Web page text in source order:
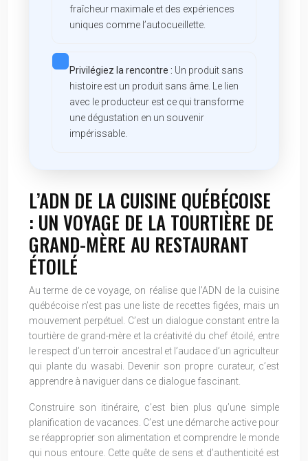
fraîcheur maximale et des expériences
uniques comme l’autocueillette.
Privilégiez la rencontre : Un produit sans
histoire est un produit sans âme. Le lien
avec le producteur est ce qui transforme
une dégustation en un souvenir
impérissable.
L’ADN DE LA CUISINE QUÉBÉCOISE
: UN VOYAGE DE LA TOURTIÈRE DE
GRAND-MÈRE AU RESTAURANT
ÉTOILÉ
Au terme de ce voyage, on réalise que l’ADN de la cuisine
québécoise n’est pas une liste de recettes figées, mais un
mouvement perpétuel. C’est un dialogue constant entre la
tourtière de grand-mère et la créativité du chef étoilé, entre
le respect d’un terroir ancestral et l’audace d’un agriculteur
qui plante du wasabi. Devenir son propre curateur, c’est
apprendre à naviguer dans ce dialogue fascinant.
Construire son itinéraire, c’est bien plus qu’une simple
planification de vacances. C’est une démarche active pour
se réapproprier son alimentation et comprendre le monde
qui nous entoure. Cette quête de sens et d’authenticité est